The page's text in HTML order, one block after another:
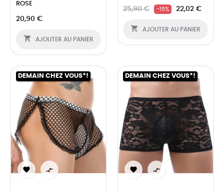
ROSE
20,90 €
 AJOUTER AU PANIER
25,90 € -15% 22,02 €
 AJOUTER AU PANIER
DEMAIN CHEZ VOUS*!
 
DEMAIN CHEZ VOUS*!
 